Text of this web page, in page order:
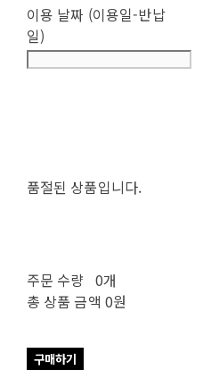
이용 날짜 (이용일-반납
일)
품절된 상품입니다.
주문 수량 0개
총 상품 금액 0원
구매하기